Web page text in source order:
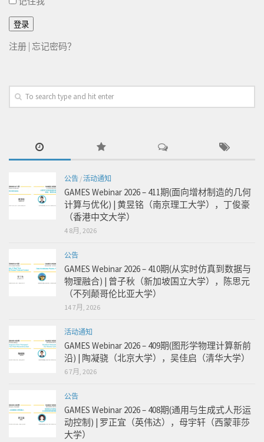
注册 | 忘记密码？
公告 /活动通知
GAMES Webinar 2026 – 411期(面向增材制造的几何
计算与优化) | 黄昱铭（南京理工大学），丁俊豪
（香港中文大学）
4 8月, 2026
公告
GAMES Webinar 2026 – 410期(从实时仿真到数据与
物理融合) | 曾子秋（新加坡国立大学），陈思元
（不列颠哥伦比亚大学）
14 7月, 2026
活动通知
GAMES Webinar 2026 – 409期(图形学物理计算新前
沿) | 陶凝骁（北京大学），吴佳启（清华大学）
6 7月, 2026
公告
GAMES Webinar 2026 – 408期(通用与生成式人形运
动控制) | 罗正宜（英伟达），母宇轩（西蒙菲莎
大学）